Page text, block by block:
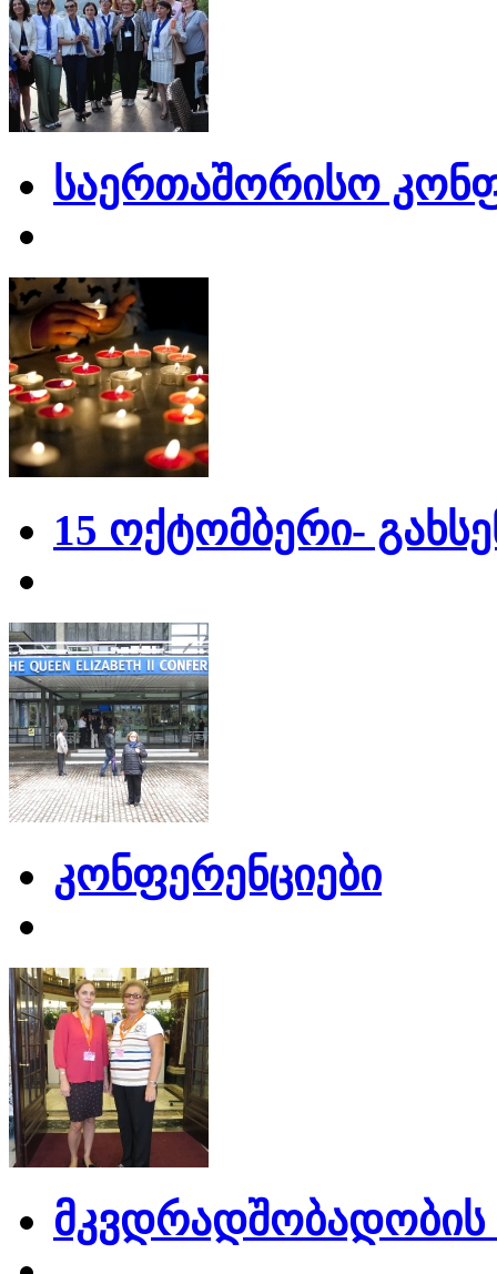
საერთაშორისო
15 ოქტომბერი-
კონფერენციები